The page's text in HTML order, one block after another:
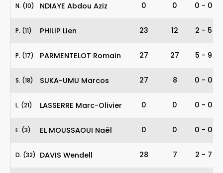
10 NDIAYE Abdou Aziz
N. (10) 0 0 0 - 0
11 PHILIP Lien
P. (11) 23 12 2 - 5
17 PARMENTELOT Romain
P. (17) 27 27 5 - 9
18 SUKA-UMU Marcos
S. (18) 27 8 0 - 0
21 LASSERRE Marc-Olivier
L. (21) 0 0 0 - 0
3 EL MOUSSAOUI Naël
E. (3) 0 0 0 - 0
32 DAVIS Wendell
D. (32) 28 7 2 - 7